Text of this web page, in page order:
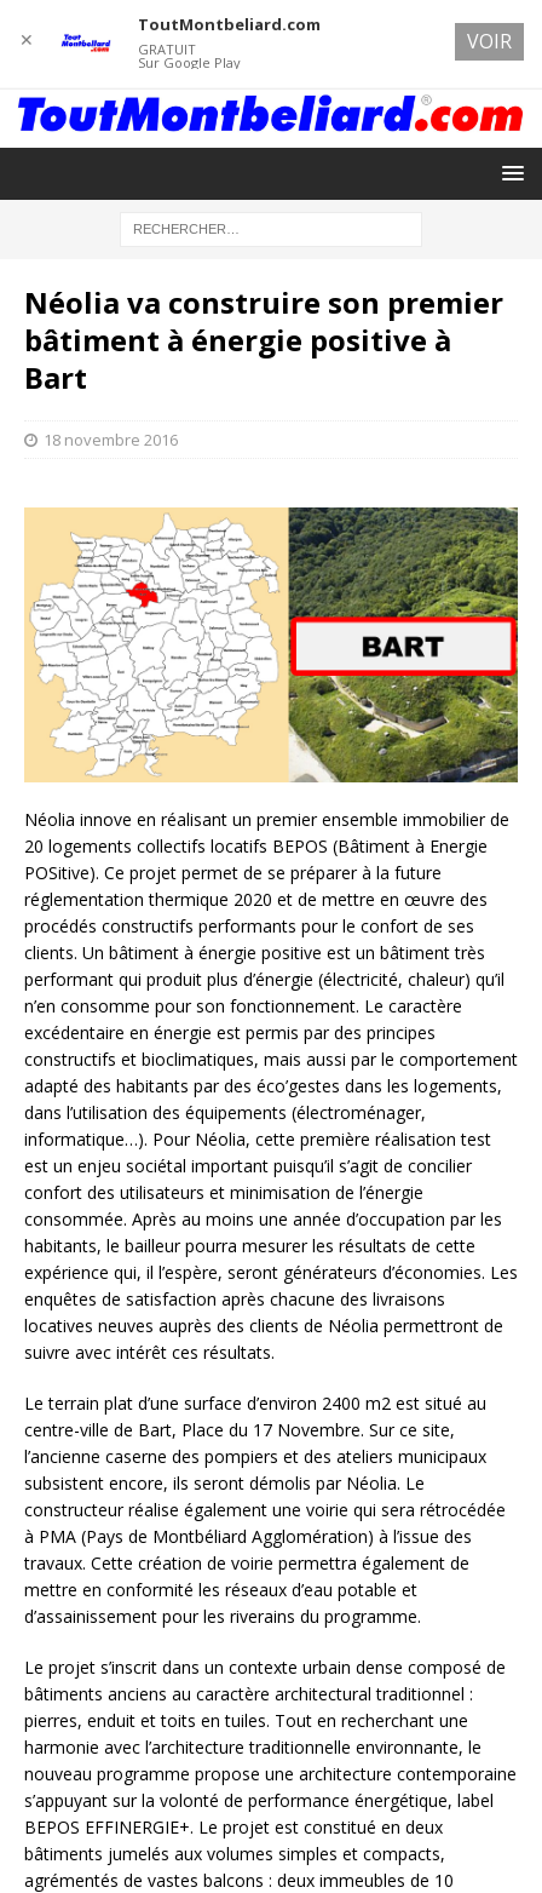
Néolia va construire son premier
bâtiment à énergie positive à
Bart
18 novembre 2016
Néolia innove en réalisant un premier ensemble immobilier de
20 logements collectifs locatifs BEPOS (Bâtiment à Energie
POSitive). Ce projet permet de se préparer à la future
réglementation thermique 2020 et de mettre en œuvre des
procédés constructifs performants pour le confort de ses
clients. Un bâtiment à énergie positive est un bâtiment très
performant qui produit plus d’énergie (électricité, chaleur) qu’il
n’en consomme pour son fonctionnement. Le caractère
excédentaire en énergie est permis par des principes
constructifs et bioclimatiques, mais aussi par le comportement
adapté des habitants par des éco’gestes dans les logements,
dans l’utilisation des équipements (électroménager,
informatique…). Pour Néolia, cette première réalisation test
est un enjeu sociétal important puisqu’il s’agit de concilier
confort des utilisateurs et minimisation de l’énergie
consommée. Après au moins une année d’occupation par les
habitants, le bailleur pourra mesurer les résultats de cette
expérience qui, il l’espère, seront générateurs d’économies. Les
enquêtes de satisfaction après chacune des livraisons
locatives neuves auprès des clients de Néolia permettront de
suivre avec intérêt ces résultats.
Le terrain plat d’une surface d’environ 2400 m2 est situé au
centre-ville de Bart, Place du 17 Novembre. Sur ce site,
l’ancienne caserne des pompiers et des ateliers municipaux
subsistent encore, ils seront démolis par Néolia. Le
constructeur réalise également une voirie qui sera rétrocédée
à PMA (Pays de Montbéliard Agglomération) à l’issue des
travaux. Cette création de voirie permettra également de
mettre en conformité les réseaux d’eau potable et
d’assainissement pour les riverains du programme.
Le projet s’inscrit dans un contexte urbain dense composé de
bâtiments anciens au caractère architectural traditionnel :
pierres, enduit et toits en tuiles. Tout en recherchant une
harmonie avec l’architecture traditionnelle environnante, le
nouveau programme propose une architecture contemporaine
s’appuyant sur la volonté de performance énergétique, label
BEPOS EFFINERGIE+. Le projet est constitué en deux
bâtiments jumelés aux volumes simples et compacts,
agrémentés de vastes balcons : deux immeubles de 10
✕
ToutMontbeliard.com
GRATUIT
Sur Google Play
VOIR